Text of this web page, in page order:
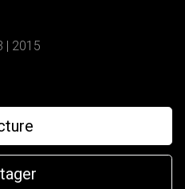
Montrer le chemin | Season 3 | 2015